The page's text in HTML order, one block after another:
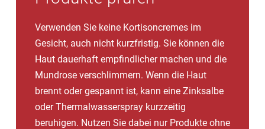
Verwenden Sie keine Kortisoncremes im
Gesicht, auch nicht kurzfristig. Sie können die
Haut dauerhaft empfindlicher machen und die
Mundrose verschlimmern. Wenn die Haut
brennt oder gespannt ist, kann eine Zinksalbe
oder Thermalwasserspray kurzzeitig
beruhigen. Nutzen Sie dabei nur Produkte ohne